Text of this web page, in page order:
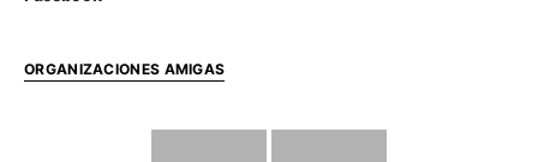
ORGANIZACIONES AMIGAS